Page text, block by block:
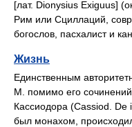
[лат. Dionysius Exiguus]
Рим или Сциллаций,
богослов, пасхалист и
Жизнь
Единственным
М. помимо его
Кассиодора (Cassiod. De
был монахом,